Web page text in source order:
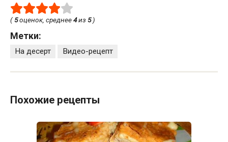
(5оценок, среднее4из 5)
Метки:
На десерт Видео-рецепт
Похожие рецепты